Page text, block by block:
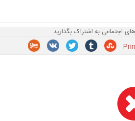
اجتماعی به اشتراک بگذارید